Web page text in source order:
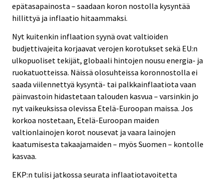
epätasapai­nosta – saadaan koron nostolla kysyntää
hillittyä ja inflaatio hitaammaksi.
Nyt kuitenkin inflaation syynä ovat valtioiden
budjettivajeita korjaavat verojen korotukset sekä EU:n
ulkopuoliset tekijät, globaali hintojen nousu energia- ja
ruokatuotteissa. Näissä olosuhteissa koronnostolla ei
saada viilennettyä kysyntä- tai palkkainflaatiota vaan
päinvastoin hidastetaan talouden kasvua – varsinkin jo
nyt vaikeuksissa olevissa Etelä-Euroopan maissa. Jos
korkoa nostetaan, Etelä-Euroopan maiden
valtionlainojen korot nousevat ja vaara lainojen
kaatumisesta takaajamaiden – myös Suomen – kontolle
kasvaa.
EKP:n tulisi jatkossa seurata inflaatiotavoitetta